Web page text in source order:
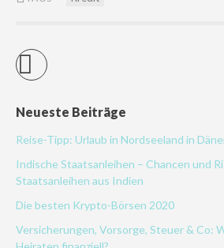
Neueste Beiträge
Reise-Tipp: Urlaub in Nordseeland in
Indische Staatsanleihen – Chancen und
Staatsanleihen aus Indien
Die besten Krypto-Börsen 2020
Versicherungen, Vorsorge, Steuer & Co: